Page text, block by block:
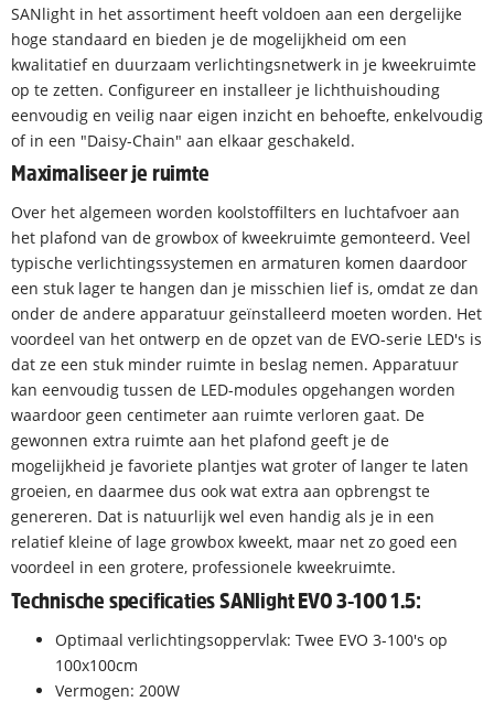
SANlight in het assortiment heeft voldoen aan een dergelijke
hoge standaard en bieden je de mogelijkheid om een
kwalitatief en duurzaam verlichtingsnetwerk in je kweekruimte
op te zetten. Configureer en installeer je lichthuishouding
eenvoudig en veilig naar eigen inzicht en behoefte, enkelvoudig
of in een "Daisy-Chain" aan elkaar geschakeld.
Maximaliseer je ruimte
Over het algemeen worden koolstoffilters en luchtafvoer aan
het plafond van de growbox of kweekruimte gemonteerd. Veel
typische verlichtingssystemen en armaturen komen daardoor
een stuk lager te hangen dan je misschien lief is, omdat ze dan
onder de andere apparatuur geïnstalleerd moeten worden. Het
voordeel van het ontwerp en de opzet van de EVO-serie LED's is
dat ze een stuk minder ruimte in beslag nemen. Apparatuur
kan eenvoudig tussen de LED-modules opgehangen worden
waardoor geen centimeter aan ruimte verloren gaat. De
gewonnen extra ruimte aan het plafond geeft je de
mogelijkheid je favoriete plantjes wat groter of langer te laten
groeien, en daarmee dus ook wat extra aan opbrengst te
genereren. Dat is natuurlijk wel even handig als je in een
relatief kleine of lage growbox kweekt, maar net zo goed een
voordeel in een grotere, professionele kweekruimte.
Technische specificaties SANlight EVO 3-100 1.5:
Optimaal verlichtingsoppervlak: Twee EVO 3-100's op
100x100cm
Vermogen: 200W